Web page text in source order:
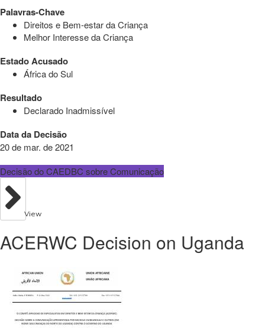
Palavras-Chave
Direitos e Bem-estar da Criança
Melhor Interesse da Criança
Estado Acusado
África do Sul
Resultado
Declarado Inadmissível
Data da Decisão
20 de mar. de 2021
Decisão do CAEDBC sobre Comunicação
View
ACERWC Decision on Uganda